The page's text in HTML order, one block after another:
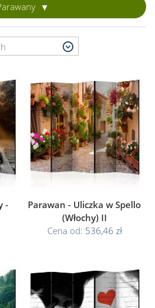
-
Parawan - Uliczka w Spello
(Włochy) II
Cena od: 536,46 zł